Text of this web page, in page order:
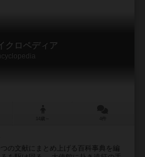
クロペディア
の文献にまとめ上げる百科事典を編